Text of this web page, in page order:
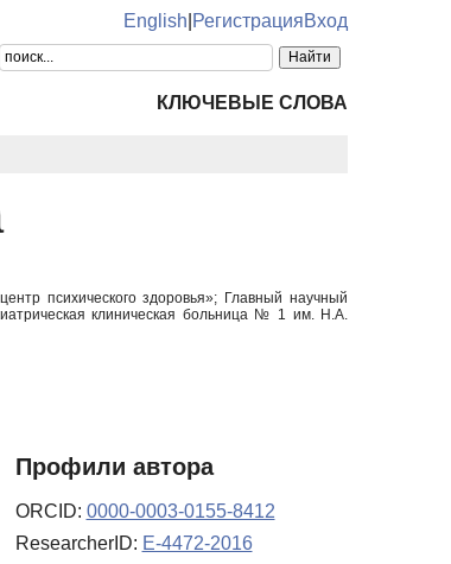
English РегистрацияВход
КЛЮЧЕВЫЕ СЛОВА
психического здоровья»; Главный научный
клиническая больница № 1 им. Н.А.
Профили автора
ORCID: 0000-0003-0155-8412
ResearcherID: E-4472-2016